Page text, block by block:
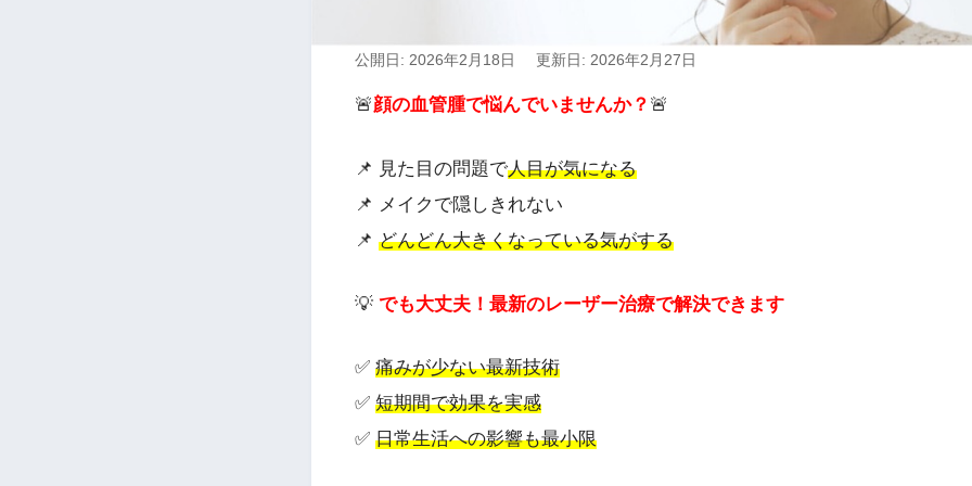
公開日: 2026年2月18日 更新日: 2026年2月27日
🚨顔の血管腫で悩んでいませんか？ 🚨
📌 見た目の問題で人目が気になる
📌 メイクで隠しきれない
📌 どんどん大きくなっている気がする
💡 でも大丈夫！最新のレーザー治療で解決できます
✅ 痛みが少ない最新技術
✅ 短期間で効果を実感
✅ 日常生活への影響も最小限